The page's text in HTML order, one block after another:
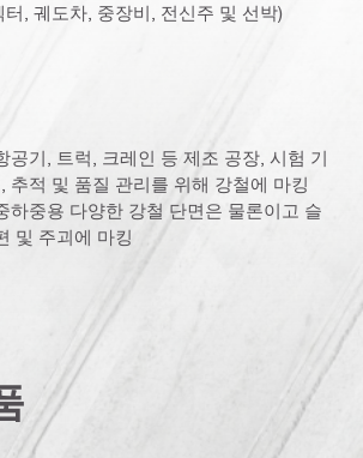
터, 궤도차, 중장비, 전신주 및 선박)
공기, 트럭, 크레인 등 제조 공장, 시험 기
추적 및 품질 관리를 위해 강철에 마킹
하중용 다양한 강철 단면은 물론이고 슬
및 주괴에 마킹